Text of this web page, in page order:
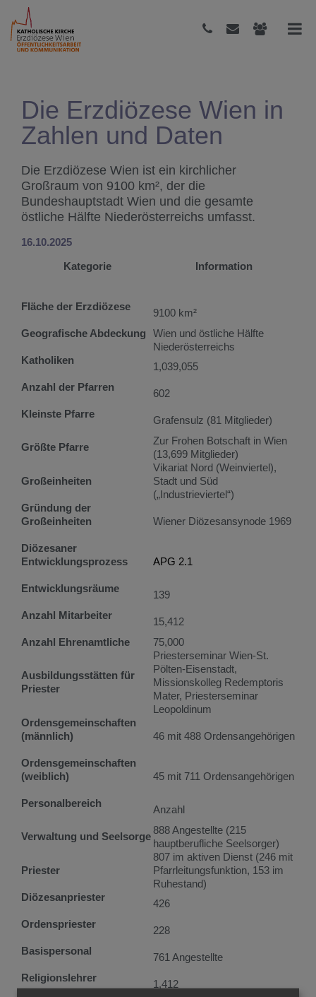
Die Erzdiözese Wien in
Zahlen und Daten
Die Erzdiözese Wien ist ein kirchlicher
Großraum von 9100 km², der die
Bundeshauptstadt Wien und die gesamte
östliche Hälfte Niederösterreichs umfasst.
16.10.2025
Kategorie
Information
Fläche der Erzdiözese
9100 km²
Geografische Abdeckung
Wien und östliche Hälfte
Niederösterreichs
Katholiken
1,039,055
Anzahl der Pfarren
602
Kleinste Pfarre
Grafensulz (81 Mitglieder)
Größte Pfarre
Zur Frohen Botschaft in Wien
(13,699 Mitglieder)
Großeinheiten
Vikariat Nord (Weinviertel),
Stadt und Süd
(„Industrieviertel“)
Gründung der
Großeinheiten
Wiener Diözesansynode 1969
Diözesaner
Entwicklungsprozess
APG 2.1
Entwicklungsräume
139
Anzahl Mitarbeiter
15,412
Anzahl Ehrenamtliche
75,000
Ausbildungsstätten für
Priester
Priesterseminar Wien-St.
Pölten-Eisenstadt,
Missionskolleg Redemptoris
Mater, Priesterseminar
Leopoldinum
Ordensgemeinschaften
(männlich)
46 mit 488 Ordensangehörigen
Ordensgemeinschaften
(weiblich)
45 mit 711 Ordensangehörigen
Personalbereich
Anzahl
Verwaltung und Seelsorge
888 Angestellte (215
hauptberufliche Seelsorger)
Priester
807 im aktiven Dienst (246 mit
Pfarrleitungsfunktion, 153 im
Ruhestand)
Diözesanpriester
426
Ordenspriester
228
Basispersonal
761 Angestellte
Religionslehrer
1,412